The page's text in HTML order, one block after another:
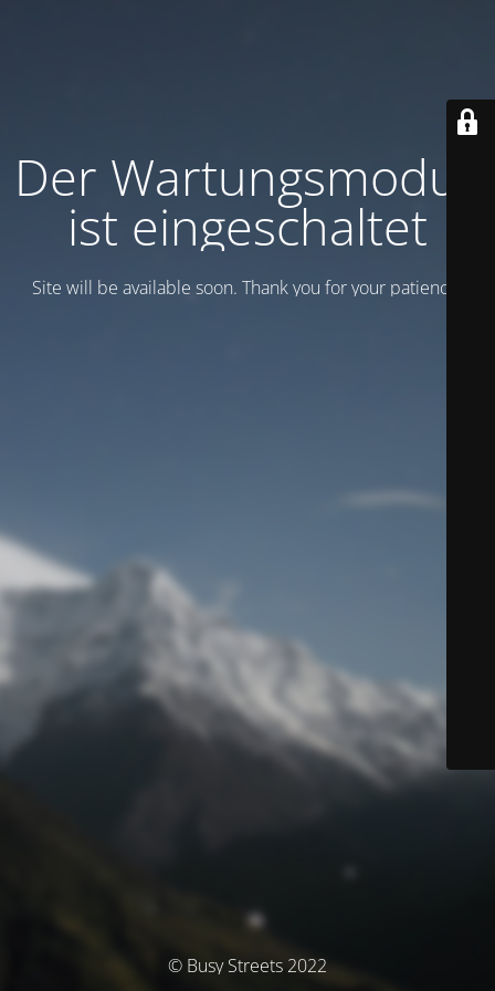
Der Wartungsmodus
ist eingeschaltet
Site will be available soon. Thank you for your patience!
© Busy Streets 2022